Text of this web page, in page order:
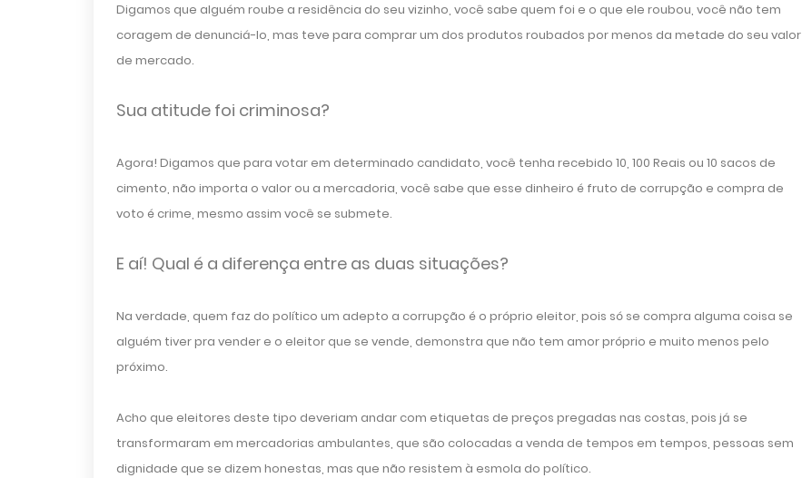
Digamos que alguém roube a residência do seu vizinho, você sabe quem foi e o que ele roubou, você não tem
coragem de denunciá-lo, mas teve para comprar um dos produtos roubados por menos da metade do seu valor
de mercado.
Sua atitude foi criminosa?
Agora! Digamos que para votar em determinado candidato, você tenha recebido 10, 100 Reais ou 10 sacos de
cimento, não importa o valor ou a mercadoria, você sabe que esse dinheiro é fruto de corrupção e compra de
voto é crime, mesmo assim você se submete.
E aí! Qual é a diferença entre as duas situações?
Na verdade, quem faz do político um adepto a corrupção é o próprio eleitor, pois só se compra alguma coisa se
alguém tiver pra vender e o eleitor que se vende, demonstra que não tem amor próprio e muito menos pelo
próximo.
Acho que eleitores deste tipo deveriam andar com etiquetas de preços pregadas nas costas, pois já se
transformaram em mercadorias ambulantes, que são colocadas a venda de tempos em tempos, pessoas sem
dignidade que se dizem honestas, mas que não resistem à esmola do político.